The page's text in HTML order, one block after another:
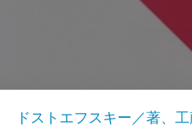
ドストエフスキー／著、